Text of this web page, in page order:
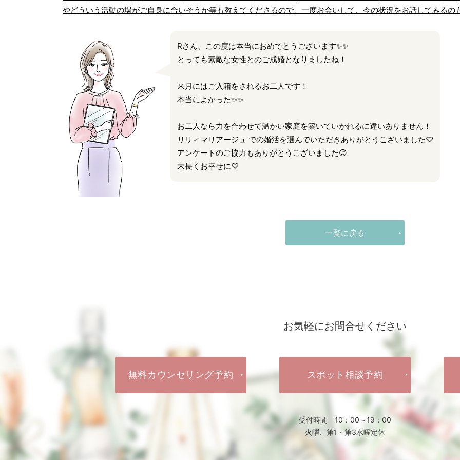
やどういう活動の場がご自身に合いそうか等も教えてくださるので、一度お会いして、今の状況をお話してみるの
Rさん、この度は本当におめでとうございます✨✨
とっても素敵な女性とのご成婚となりましたね！
来月にはご入籍をされるお二人です！
本当によかった✨✨
お二人なら力を合わせて温かい家庭を築いていかれるに違いありません！
リリィマリアージュ での婚活を選んでいただきありがとうございました♡
アンケートのご協力もありがとうございました😊
末長くお幸せに♡
一覧に戻る
お気軽にお問合せください
無料カウンセリング予約 スポット相談予約
受付時間 10：00～19：00
火曜、第1・第3水曜定休